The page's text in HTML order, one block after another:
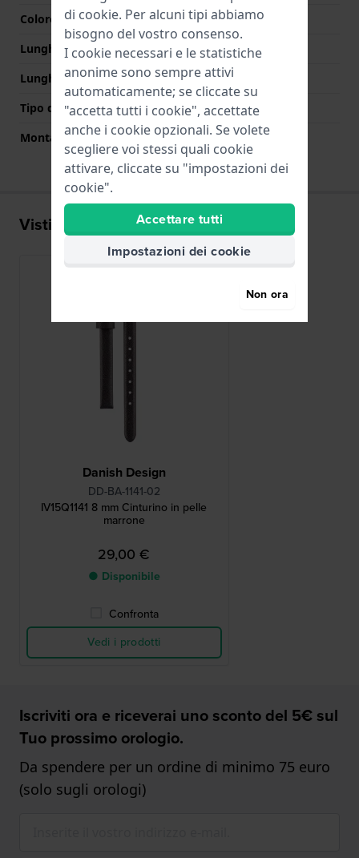
Colore Chiusura
Oro
Lunghezza Parte Superiore
70 mm
Lunghezza Parte Inferiore
105 mm
Tipo di montatura
Perni a molla
Montatura dritta
Si
Visti di recente
Danish Design
DD-BA-1141-02
IV15Q1141 8 mm Cinturino in pelle
marrone
29,00 €
● Disponibile
Confronta
Vedi i prodotti
Iscriviti ora e riceverai uno sconto del 5€ sul
Tuo prossimo orologio.
Da spendere per un ordine di minimo 75 euro
(solo sugli orologi)
di cookie. Per alcuni tipi abbiamo
bisogno del vostro consenso.
I cookie necessari e le statistiche
anonime sono sempre attivi
automaticamente; se cliccate su
"accetta tutti i cookie", accettate
anche i cookie opzionali. Se volete
scegliere voi stessi quali cookie
attivare, cliccate su "impostazioni dei
cookie".
Accettare tutti
Impostazioni dei cookie
Non ora